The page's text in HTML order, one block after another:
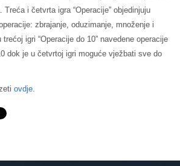
i četvrta igra “Operacije” objedinjuju
zbrajanje, oduzimanje, množenje i
igri “Operacije do 10” navedene operacije
dok je u četvrtoj igri moguće vježbati sve do
ovdje.